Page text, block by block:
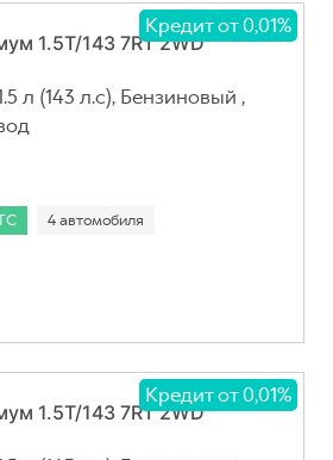
Кредит от 0,01%
1.5T/143 7RT 2WD
л (143 л.с), Бензиновый ,
4 автомобиля
Кредит от 0,01%
1.5T/143 7RT 2WD